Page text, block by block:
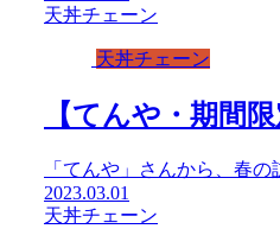
天丼チェーン
天丼チェーン
【てんや・期間
「てんや」さんから、春
2023.03.01
天丼チェーン